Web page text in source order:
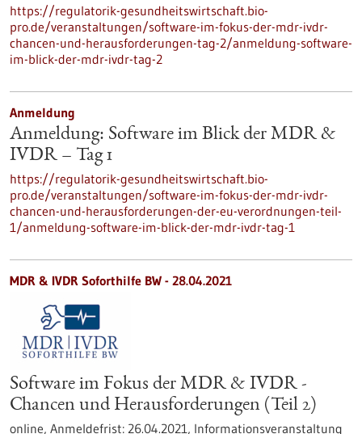
https://regulatorik-gesundheitswirtschaft.bio-
pro.de/veranstaltungen/software-im-fokus-der-mdr-ivdr-
chancen-und-herausforderungen-tag-2/anmeldung-software-
im-blick-der-mdr-ivdr-tag-2
Anmeldung
Anmeldung: Software im Blick der MDR &
IVDR – Tag 1
https://regulatorik-gesundheitswirtschaft.bio-
pro.de/veranstaltungen/software-im-fokus-der-mdr-ivdr-
chancen-und-herausforderungen-der-eu-verordnungen-teil-
1/anmeldung-software-im-blick-der-mdr-ivdr-tag-1
MDR & IVDR Soforthilfe BW - 28.04.2021
Software im Fokus der MDR & IVDR -
Chancen und Herausforderungen (Teil 2)
online, Anmeldefrist: 26.04.2021, Informationsveranstaltung